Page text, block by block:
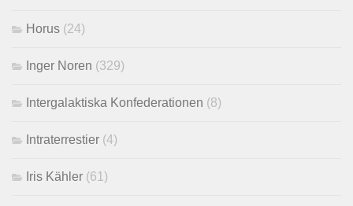
Horus (24)
Inger Noren (329)
Intergalaktiska Konfederationen (8)
Intraterrestier (4)
Iris Kähler (61)